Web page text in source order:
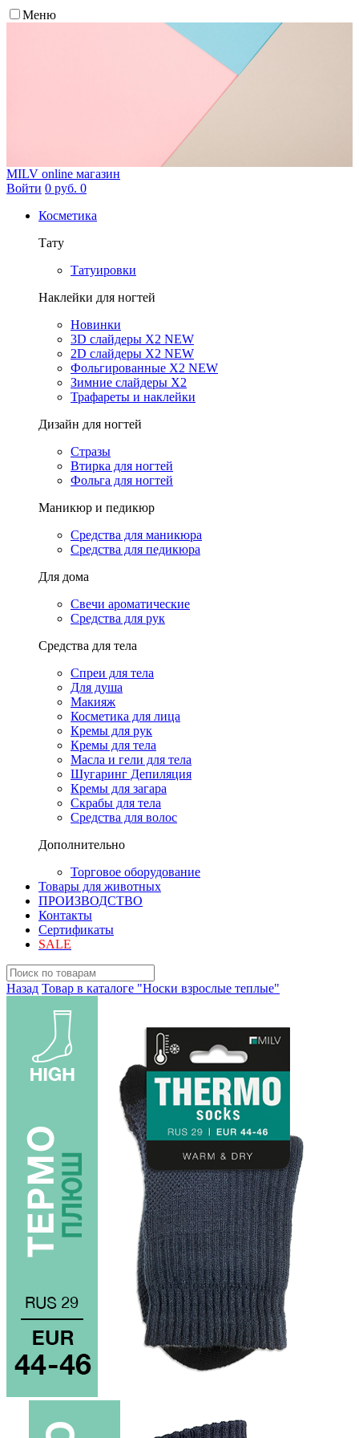
Меню
MILV online магазин
Войти 0 руб. 0
Косметика
Тату
Татуировки
Наклейки для ногтей
Новинки
3D слайдеры X2 NEW
2D слайдеры X2 NEW
Фольгированные X2 NEW
Зимние слайдеры Х2
Трафареты и наклейки
Дизайн для ногтей
Стразы
Втирка для ногтей
Фольга для ногтей
Маникюр и педикюр
Средства для маникюра
Средства для педикюра
Для дома
Свечи ароматические
Средства для рук
Средства для тела
Спреи для тела
Для душа
Макияж
Косметика для лица
Кремы для рук
Кремы для тела
Масла и гели для тела
Шугаринг Депиляция
Кремы для загара
Скрабы для тела
Средства для волос
Дополнительно
Торговое оборудование
Товары для животных
ПРОИЗВОДСТВО
Контакты
Сертификаты
SALE
Назад Товар в каталоге "Носки взрослые теплые"